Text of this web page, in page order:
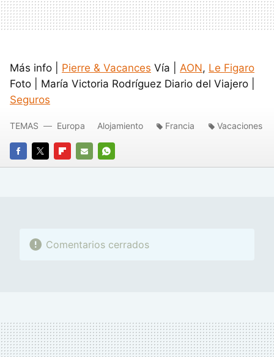
Más info | Pierre & Vacances Vía | AON, Le Figaro
Foto | María Victoria Rodríguez Diario del Viajero |
Seguros
FACEBOOK
TWITTERFLIPBOARD
E-
WHATSAPP
TEMAS Europa Alojamiento Francia Vacaciones
Comentarios cerrados